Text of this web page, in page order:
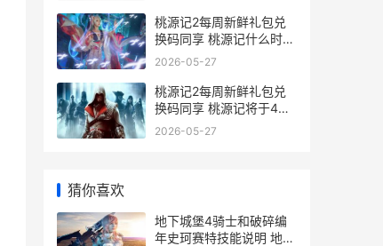
桃源记2每周新鲜礼包兑
换码同享 桃源记什么时候
正式上线
2026-05-27
桃源记2每周新鲜礼包兑
换码同享 桃源记将于4月
28日开测
2026-05-27
猜你喜欢
地下城堡4骑士和破碎编
年史珂赛特技能说明 地下